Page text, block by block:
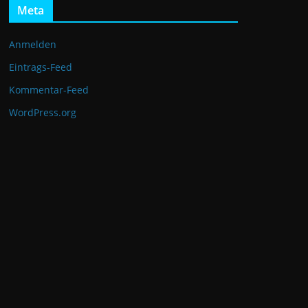
Meta
Anmelden
Eintrags-Feed
Kommentar-Feed
WordPress.org